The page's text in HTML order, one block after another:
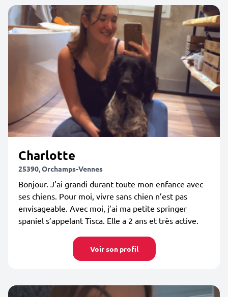
Charlotte
25390, Orchamps-Vennes
Bonjour. J’ai grandi durant toute mon enfance avec
ses chiens. Pour moi, vivre sans chien n’est pas
envisageable. Avec moi, j’ai ma petite springer
spaniel s’appelant Tisca. Elle a 2 ans et très active.
Voir son profil